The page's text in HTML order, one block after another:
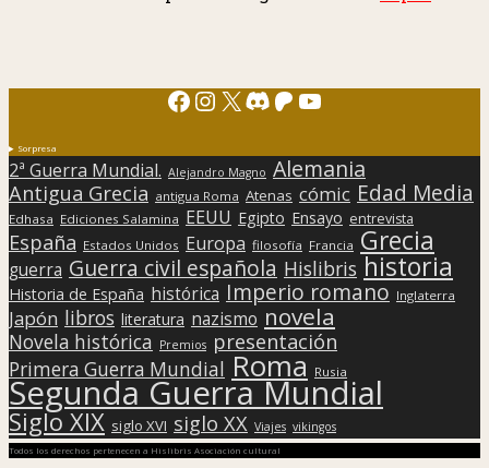
Facebook
Instagram
X Discord
Patreon
YouTube
Sorpresa
2ª Guerra Mundial. Alejandro Magno Alemania
Antigua Grecia antigua Roma Atenas cómic Edad Media
Edhasa Ediciones Salamina EEUU Egipto Ensayo entrevista
España Estados Unidos Europa filosofía Francia Grecia
guerra Guerra civil española Hislibris historia
Historia de España histórica Imperio romano Inglaterra
Japón libros literatura nazismo novela
Novela histórica Premios presentación
Primera Guerra Mundial Roma Rusia
Segunda Guerra Mundial
Siglo XIX siglo XVI siglo XX Viajes vikingos
Todos los derechos pertenecen a Hislibris Asociación cultural